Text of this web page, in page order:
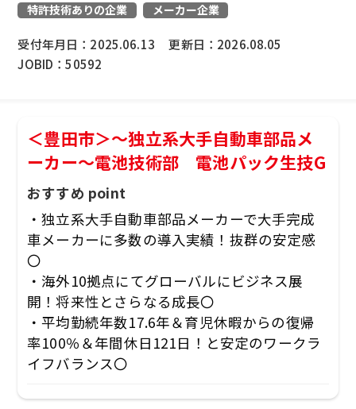
特許技術ありの企業
メーカー企業
受付年月日： 2025.06.13 更新日： 2026.08.05
JOBID：50592
＜豊田市＞～独立系大手自動車部品メ
ーカー～電池技術部 電池パック生技G
おすすめ point
・独立系大手自動車部品メーカーで大手完成
車メーカーに多数の導入実績！抜群の安定感
〇
・海外10拠点にてグローバルにビジネス展
開！将来性とさらなる成長〇
・平均勤続年数17.6年＆育児休暇からの復帰
率100％＆年間休日121日！と安定のワークラ
イフバランス〇